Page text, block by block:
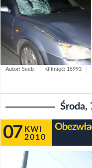
Autor: Seeb Kliknięć: 15993
Środa,
07 KWI
2010